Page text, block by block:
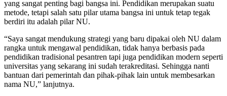
yang sangat penting bagi bangsa ini. Pendidikan merupakan suatu
metode, tetapi salah satu pilar utama bangsa ini untuk tetap tegak
berdiri itu adalah pilar NU.
“Saya sangat mendukung strategi yang baru dipakai oleh NU dalam
rangka untuk mengawal pendidikan, tidak hanya berbasis pada
pendidikan tradisional pesantren tapi juga pendidikan modern seperti
universitas yang sekarang ini sudah terakreditasi. Sehingga nanti
bantuan dari pemerintah dan pihak-pihak lain untuk membesarkan
nama NU,” lanjutnya.